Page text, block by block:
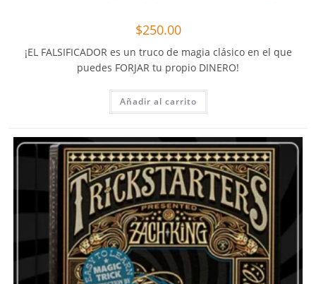
$250.00
¡EL FALSIFICADOR es un truco de magia clásico en el que
puedes FORJAR tu propio DINERO!
Añadir al carrito